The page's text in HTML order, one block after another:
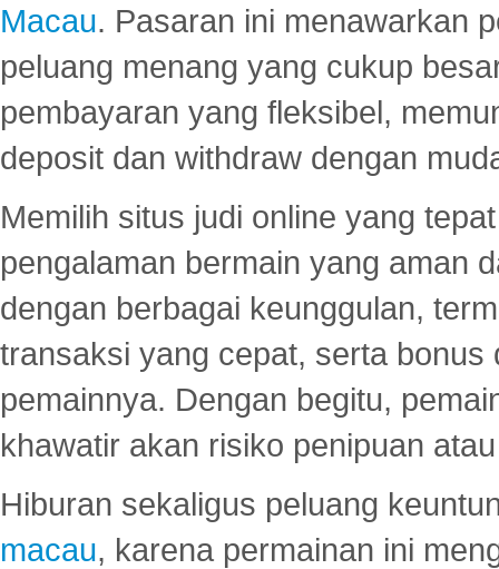
Macau. Pasaran ini menawarkan
peluang menang yang cukup
pembayaran yang fleksibel,
deposit dan withdraw dengan
Memilih situs judi online yang
pengalaman bermain yang aman
dengan berbagai keunggulan,
transaksi yang cepat, serta
pemainnya. Dengan begitu,
khawatir akan risiko penipuan
Hiburan sekaligus peluang
macau, karena permainan ini